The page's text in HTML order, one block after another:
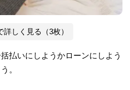
詳しく見る（3枚）
払いにしようかローンにしよう
。